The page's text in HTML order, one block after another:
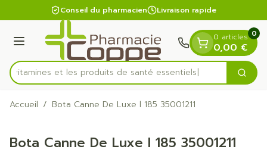
Aller au contenu
1 de 1Conseil du pharmacien Livraison rapide
Menu
Rechercher
vitamines et les produits de santé essentiels
0 articles
0,00 €
0
Accueil / Bota Canne De Luxe l 185 35001211
Bota Canne De Luxe l 185 35001211